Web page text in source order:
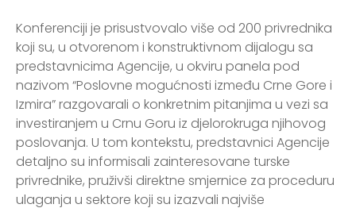
Konferenciji je prisustvovalo više od 200 privrednika
koji su, u otvorenom i konstruktivnom dijalogu sa
predstavnicima Agencije, u okviru panela pod
nazivom “Poslovne mogućnosti između Crne Gore i
Izmira” razgovarali o konkretnim pitanjima u vezi sa
investiranjem u Crnu Goru iz djelorokruga njihovog
poslovanja. U tom kontekstu, predstavnici Agencije
detaljno su informisali zainteresovane turske
privrednike, pruživši direktne smjernice za proceduru
ulaganja u sektore koji su izazvali najviše